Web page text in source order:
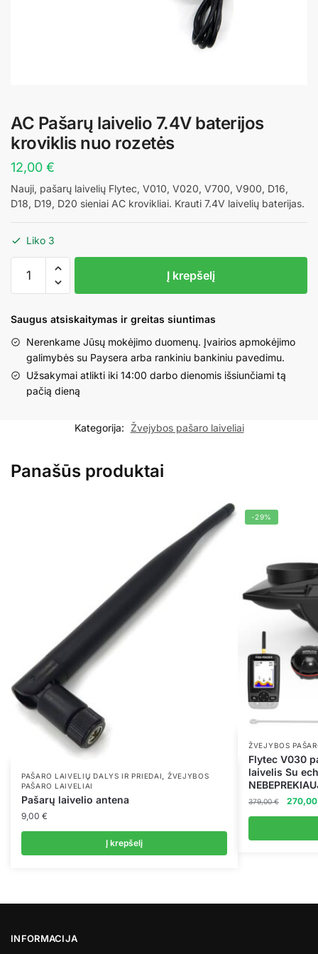
AC Pašarų laivelio 7.4V baterijos
kroviklis nuo rozetės
12,00 €
Nauji, pašarų laivelių Flytec, V010, V020, V700, V900, D16,
D18, D19, D20 sieniai AC krovikliai. Krauti 7.4V laivelių baterijas.
Liko 3
kiekis:
Pašarų
7.4V
baterijos
kroviklis
nuo
Į krepšelį
Saugus atsiskaitymas ir greitas siuntimas
Nerenkame Jūsų mokėjimo duomenų. Įvairios apmokėjimo
galimybės su Paysera arba rankiniu bankiniu pavedimu.
Užsakymai atlikti iki 14:00 darbo dienomis išsiunčiami tą
pačią dieną
Kategorija: Žvejybos pašaro laiveliai
Panašūs produktai
PAŠARO LAIVELIŲ DALYS IR PRIEDAI, ŽVEJYBOS
PAŠARO LAIVELIAI
Pašarų laivelio antena
9,00 €
Į krepšelį
-29%
ŽVEJYBOS
Flytec V030
laivelis Su
379,00€
Original
379,00
INFORMACIJA